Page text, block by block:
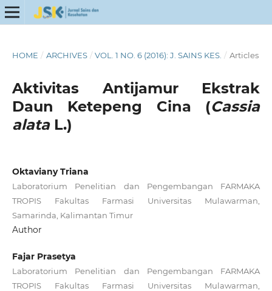
HOME / ARCHIVES / VOL. 1 NO. 6 (2016): J. SAINS KES. / Articles
Aktivitas Antijamur Ekstrak
Daun Ketepeng Cina (Cassia
alataL.)
Oktaviany Triana
Laboratorium Penelitian dan Pengembangan FARMAKA
TROPIS Fakultas Farmasi Universitas Mulawarman,
Samarinda, Kalimantan Timur
Author
Fajar Prasetya
Laboratorium Penelitian dan Pengembangan FARMAKA
TROPIS Fakultas Farmasi Universitas Mulawarman,